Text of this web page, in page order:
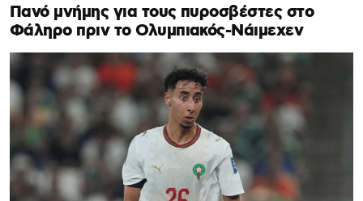
Πανό μνήμης για τους πυροσβέστες στο
Φάληρο πριν το Ολυμπιακός-Νάιμεχεν